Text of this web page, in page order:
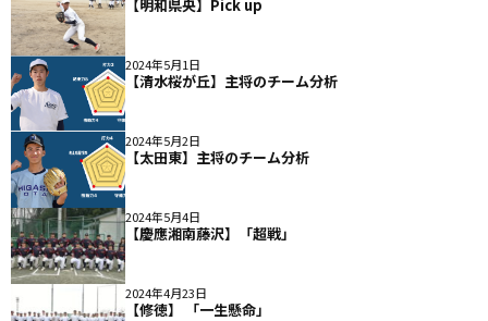
【明和県央】Pick up
2024年5月1日
【清水桜が丘】主将のチーム分析
2024年5月2日
【太田東】主将のチーム分析
2024年5月4日
【慶應湘南藤沢】「超戦」
2024年4月23日
【修徳】 「一生懸命」